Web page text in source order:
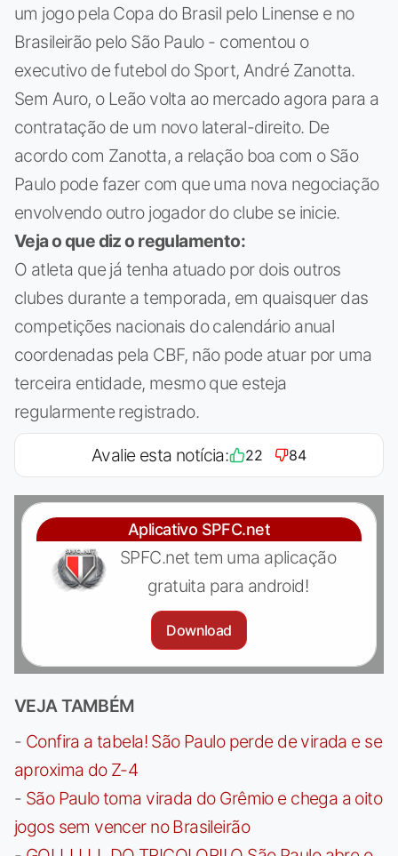
um jogo pela Copa do Brasil pelo Linense e no
Brasileirão pelo São Paulo - comentou o
executivo de futebol do Sport, André Zanotta.
Sem Auro, o Leão volta ao mercado agora para a
contratação de um novo lateral-direito. De
acordo com Zanotta, a relação boa com o São
Paulo pode fazer com que uma nova negociação
envolvendo outro jogador do clube se inicie.
Veja o que diz o regulamento:
O atleta que já tenha atuado por dois outros
clubes durante a temporada, em quaisquer das
competições nacionais do calendário anual
coordenadas pela CBF, não pode atuar por uma
terceira entidade, mesmo que esteja
regularmente registrado.
Avalie esta notícia: 22 84
Aplicativo SPFC.net
SPFC.net tem uma aplicação
gratuita para android!
Download
VEJA TAMBÉM
- Confira a tabela! São Paulo perde de virada e se
aproxima do Z-4
- São Paulo toma virada do Grêmio e chega a oito
jogos sem vencer no Brasileirão